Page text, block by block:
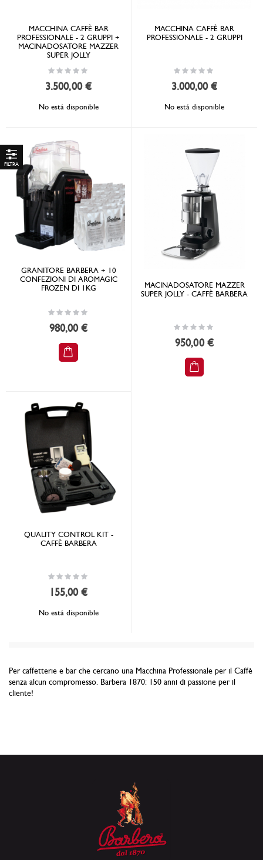
Per caffetterie e bar che cercano una Macchina Professionale per il Caffè
senza alcun compromesso. Barbera 1870: 150 anni di passione per il
cliente!
MACCHINA CAFFÈ BAR
PROFESSIONALE - 2 GRUPPI +
MACINADOSATORE MAZZER
SUPER JOLLY
Rating:
3.500,00 €
No está disponible
MACCHINA CAFFÈ BAR
PROFESSIONALE - 2 GRUPPI
Rating:
3.000,00 €
No está disponible
GRANITORE BARBERA + 10
CONFEZIONI DI AROMAGIC
FROZEN DI 1KG
Rating:
980,00 €
MACINADOSATORE MAZZER
SUPER JOLLY - CAFFÈ BARBERA
Rating:
950,00 €
QUALITY CONTROL KIT -
CAFFÈ BARBERA
Rating:
155,00 €
No está disponible
Comprar
por